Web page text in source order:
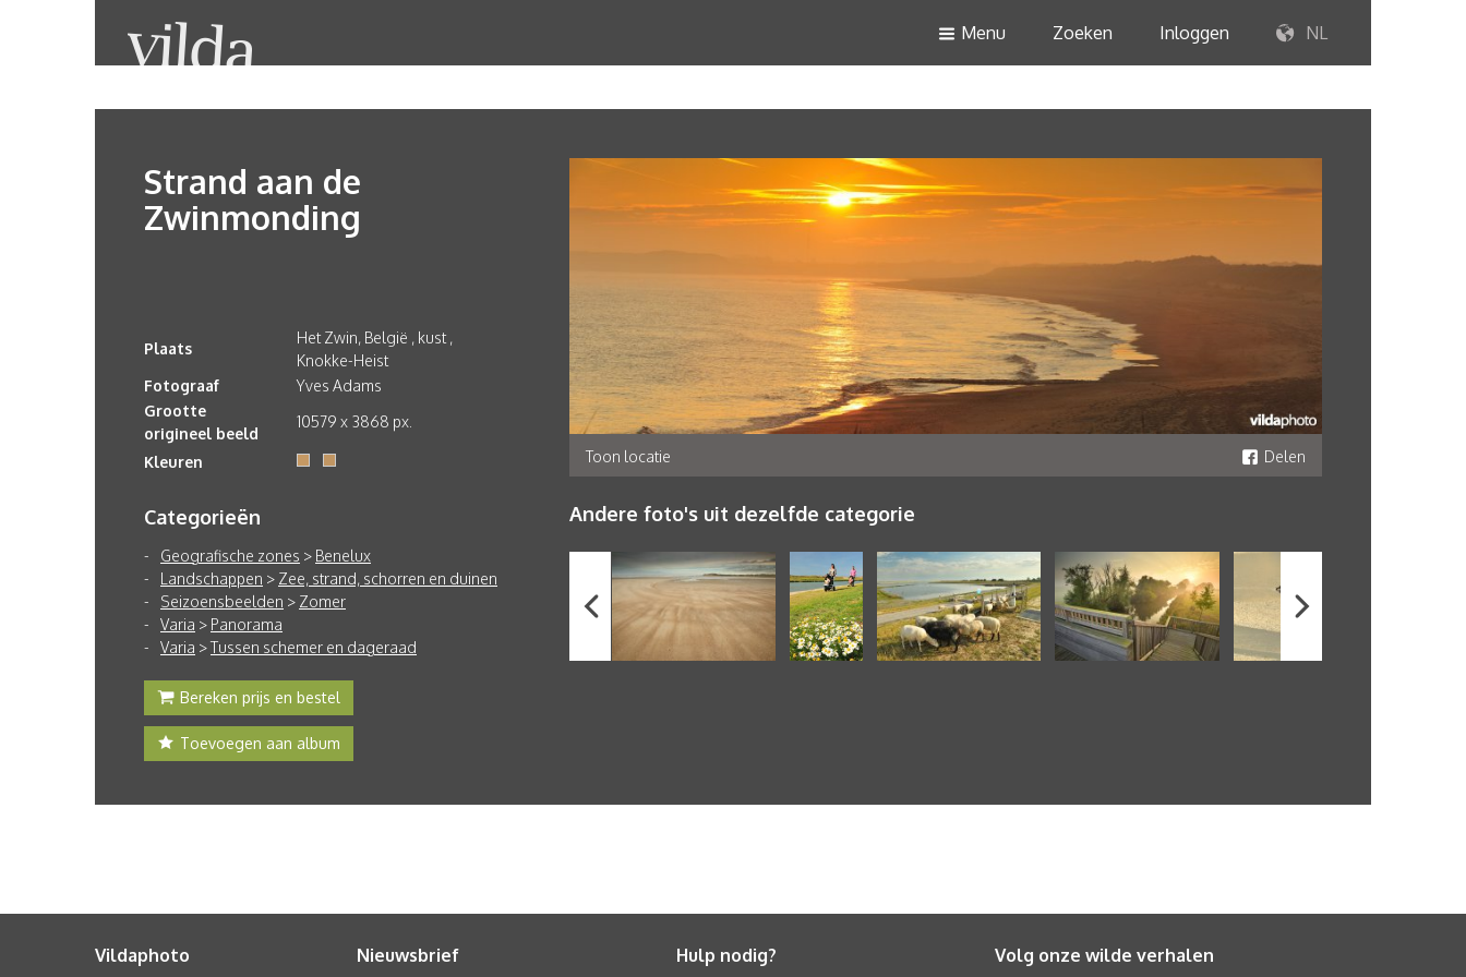
Menu Zoeken Inloggen NL
Strand aan de
Zwinmonding
Plaats
Het Zwin, België , kust ,
Knokke-Heist
Fotograaf
Yves Adams
Grootte
origineel beeld
10579 x 3868 px.
Kleuren
Categorieën
Geografische zones > Benelux
Landschappen > Zee, strand, schorren en duinen
Seizoensbeelden > Zomer
Varia > Panorama
Varia >Tussen schemer en dageraad
Bereken prijs en bestel
Toevoegen aan album
Toon locatie Delen
Andere foto's uit dezelfde categorie
Vildaphoto Nieuwsbrief Hulp nodig? Volg onze wilde verhalen